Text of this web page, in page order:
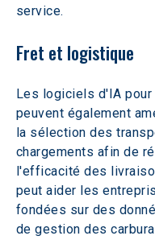
service.
Fret et logistique
Les logiciels d'IA pour
peuvent également
la sélection des
chargements afin de
l'efficacité des
peut aider les
fondées sur des
de gestion des